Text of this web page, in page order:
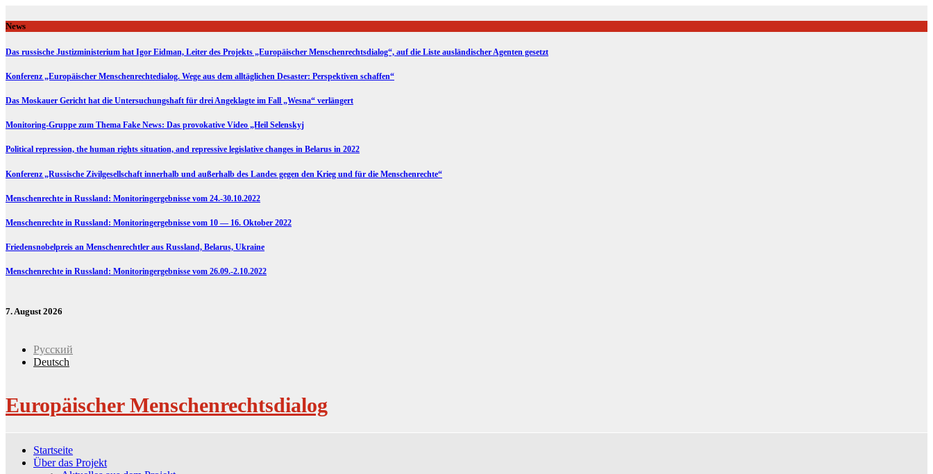
to
content
News
Das russische Justizministerium hat Igor Eidman, Leiter des Projekts „Europäischer Menschenrechtsdialog“, auf die Liste ausländischer Agenten gesetzt
Konferenz „Europäischer Menschenrechtedialog. Wege aus dem alltäglichen Desaster: Perspektiven schaffen“
Das Moskauer Gericht hat die Untersuchungshaft für drei Angeklagte im Fall „Wesna“ verlängert
Monitoring-Gruppe zum Thema Fake News: Das provokative Video „Heil Selenskyj
Political repression, the human rights situation, and repressive legislative changes in Belarus in 2022
Konferenz „Russische Zivilgesellschaft innerhalb und außerhalb des Landes gegen den Krieg und für die Menschenrechte“
Menschenrechte in Russland: Monitoringergebnisse vom 24.-30.10.2022
Menschenrechte in Russland: Monitoringergebnisse vom 10 — 16. Oktober 2022
Friedensnobelpreis an Menschenrechtler aus Russland, Belarus, Ukraine
Menschenrechte in Russland: Monitoringergebnisse vom 26.09.-2.10.2022
7. August 2026
Русский
Deutsch
Europäischer Menschenrechtsdialog
Startseite
Über das Projekt